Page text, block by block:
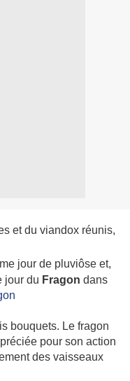
et du viandox réunis,
jour de pluviôse et,
jour du Fragon dans
bouquets. Le fragon
pour son action
des vaisseaux